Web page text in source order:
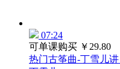
07:24
可单课购买 ￥29.80
热门古筝曲-丁雪儿讲